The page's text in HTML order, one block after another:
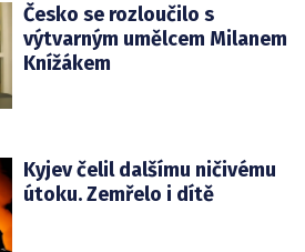
Česko se rozloučilo s
výtvarným umělcem Milanem
Knížákem
Kyjev čelil dalšímu ničivému
útoku. Zemřelo i dítě